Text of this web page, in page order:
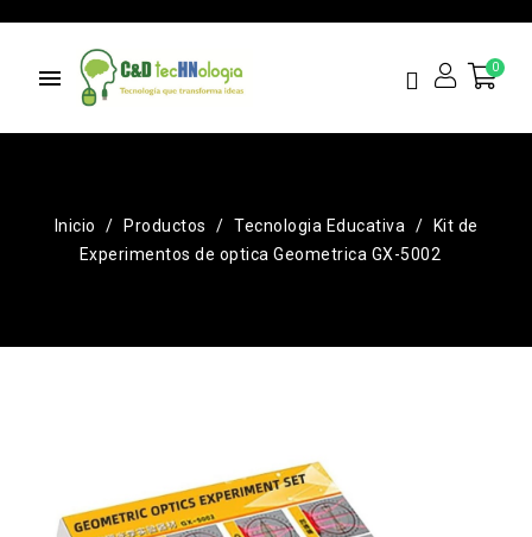
menu
Inicio Productos Tecnologia Educativa
Kit de
Experimentos de optica Geometrica GX-5002